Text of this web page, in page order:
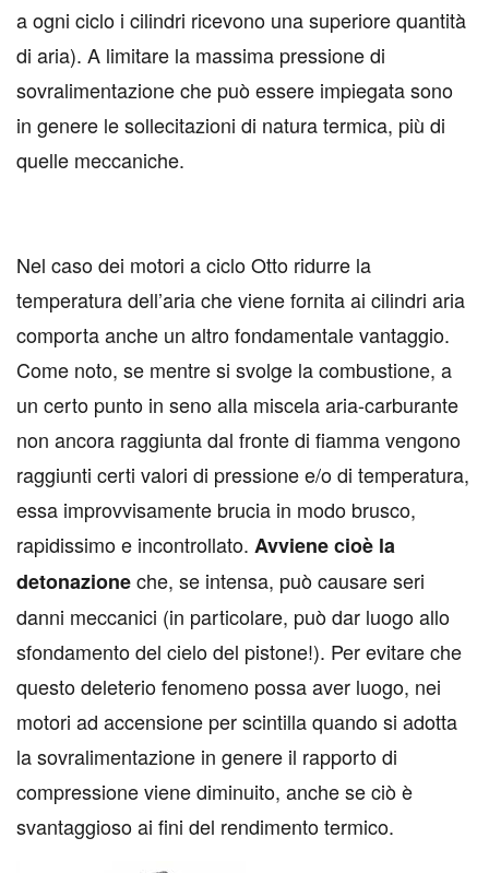
a ogni ciclo i cilindri ricevono una superiore quantità
di aria). A limitare la massima pressione di
sovralimentazione che può essere impiegata sono
in genere le sollecitazioni di natura termica, più di
quelle meccaniche.
Nel caso dei motori a ciclo Otto ridurre la
temperatura dell’aria che viene fornita ai cilindri aria
comporta anche un altro fondamentale vantaggio.
Come noto, se mentre si svolge la combustione, a
un certo punto in seno alla miscela aria-carburante
non ancora raggiunta dal fronte di fiamma vengono
raggiunti certi valori di pressione e/o di temperatura,
essa improvvisamente brucia in modo brusco,
rapidissimo e incontrollato. Avviene cioè la
detonazioneche, se intensa, può causare seri
danni meccanici (in particolare, può dar luogo allo
sfondamento del cielo del pistone!). Per evitare che
questo deleterio fenomeno possa aver luogo, nei
motori ad accensione per scintilla quando si adotta
la sovralimentazione in genere il rapporto di
compressione viene diminuito, anche se ciò è
svantaggioso ai fini del rendimento termico.